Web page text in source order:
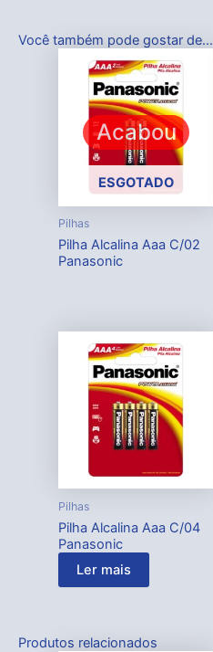
Você também pode gostar de…
Acabou
ESGOTADO
Pilhas
Pilha Alcalina Aaa C/02
Panasonic
Pilhas
Pilha Alcalina Aaa C/04
Panasonic
Ler mais
Produtos relacionados